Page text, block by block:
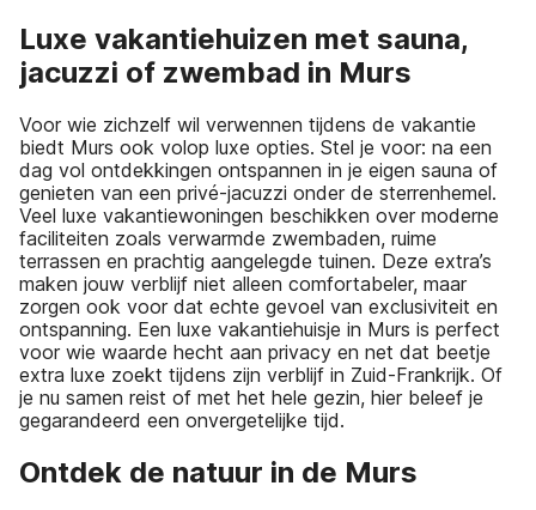
Luxe vakantiehuizen met sauna,
jacuzzi of zwembad in Murs
Voor wie zichzelf wil verwennen tijdens de vakantie
biedt Murs ook volop luxe opties. Stel je voor: na een
dag vol ontdekkingen ontspannen in je eigen sauna of
genieten van een privé-jacuzzi onder de sterrenhemel.
Veel luxe vakantiewoningen beschikken over moderne
faciliteiten zoals verwarmde zwembaden, ruime
terrassen en prachtig aangelegde tuinen. Deze extra’s
maken jouw verblijf niet alleen comfortabeler, maar
zorgen ook voor dat echte gevoel van exclusiviteit en
ontspanning. Een luxe vakantiehuisje in Murs is perfect
voor wie waarde hecht aan privacy en net dat beetje
extra luxe zoekt tijdens zijn verblijf in Zuid-Frankrijk. Of
je nu samen reist of met het hele gezin, hier beleef je
gegarandeerd een onvergetelijke tijd.
Ontdek de natuur in de Murs